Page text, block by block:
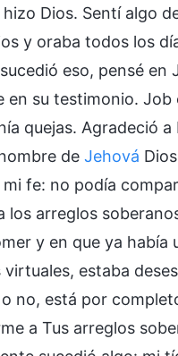
Dios. Sentí algo
y oraba todos los
eso, pensé
su testimonio.
quejas. Agradeció
de Jehová
fe: no podía
arreglos
y en que ya
estaba
no, está por
a Tus arreglos